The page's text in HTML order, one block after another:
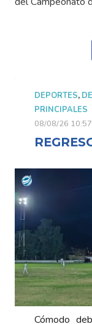
ante
08/